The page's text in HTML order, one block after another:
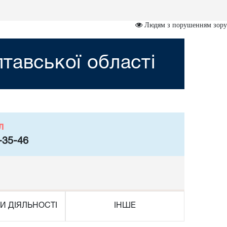
Людям з порушенням зору
області
35-46
ДІЯЛЬНОСТІ ІНШЕ